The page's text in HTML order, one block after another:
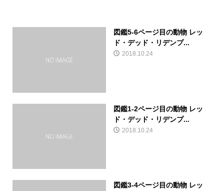
図鑑5-6ページ目の動物 レッ
ド・デッド・リデンプ...
2018.10.24
図鑑1-2ページ目の動物 レッ
ド・デッド・リデンプ...
2018.10.24
図鑑3-4ページ目の動物 レッ